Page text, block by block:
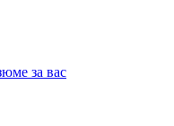
за вас